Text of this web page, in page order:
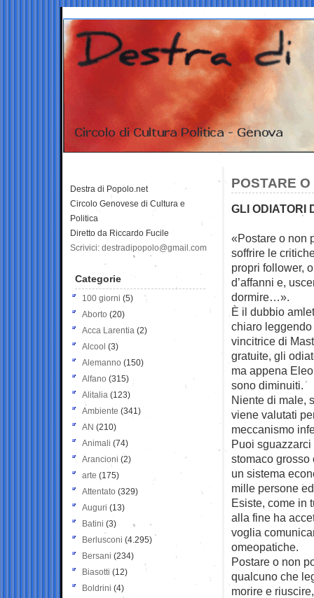
POSTARE
GLI ODIATORI
«Postare o non
soffrire le
propri follower,
d’affanni e,
dormire…».
È il dubbio
chiaro leggendo
vincitrice di
gratuite, gli
ma appena
sono diminuiti.
Niente di male,
viene valutati
meccanismo
Puoi
stomaco grosso
un sistema
mille persone
Esiste, come in
alla fine ha
voglia
omeopatiche.
Postare o non
qualcuno che
morire e
Destra di Popolo.net
Circolo Genovese di Cultura e
Politica
Diretto da Riccardo Fucile
Scrivici: destradipopolo@gmail.com
Categorie
100 giorni (5)
Aborto (20)
Acca Larentia (2)
Alcool (3)
Alemanno (150)
Alfano (315)
Alitalia (123)
Ambiente (341)
AN (210)
Animali (74)
Arancioni (2)
arte (175)
Attentato (329)
Auguri (13)
Batini (3)
Berlusconi (4.295)
Bersani (234)
Biasotti (12)
Boldrini (4)